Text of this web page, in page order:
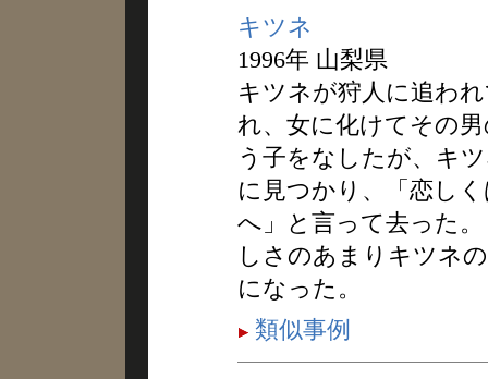
キツネ
1996年 山梨県
キツネが狩人に追わ
れ、女に化けてその
う子をなしたが、キ
に見つかり、「恋し
へ」と言って去った
しさのあまりキツネ
になった。
類似事例